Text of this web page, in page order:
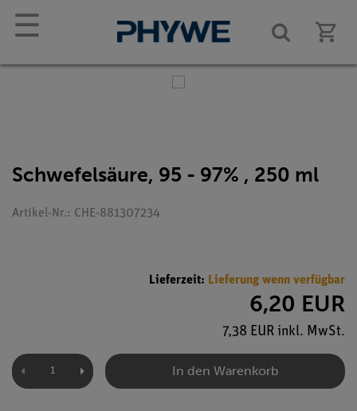
☰
Schwefelsäure, 95 - 97% , 250 ml
Artikel-Nr.: CHE-881307234
Lieferzeit: Lieferung wenn verfügbar
6,20 EUR
7,38 EUR inkl. MwSt.
In den Warenkorb